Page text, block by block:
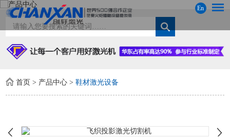
En
首页 > 产品中心 >鞋材激光设备